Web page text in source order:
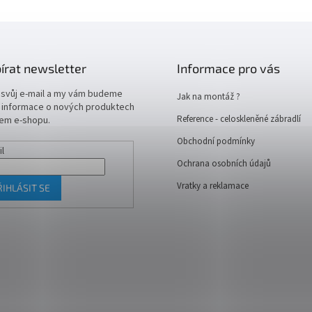
newsletter
e-mail a my vám budeme
o nových produktech
e-shopu.
SE
Informace pro vás
Jak na montáž ?
Reference - celoskleněné zábradlí
Obchodní podmínky
Ochrana osobních údajů
Vratky a reklamace